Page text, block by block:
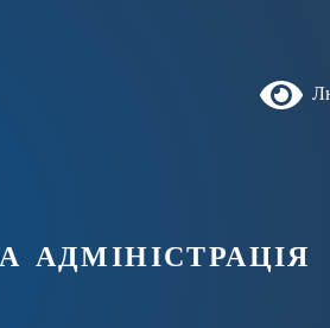
адміністрація